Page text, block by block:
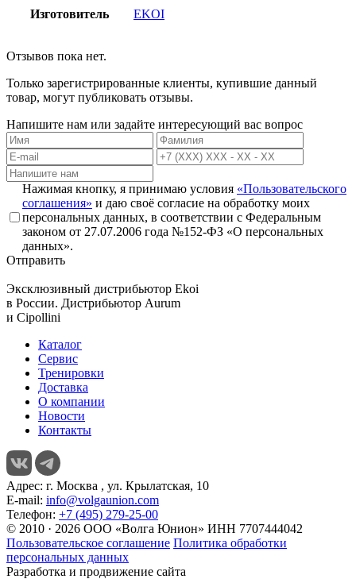
Изготовитель EKOI
Отзывов пока нет.
Только зарегистрированные клиенты, купившие данный
товар, могут публиковать отзывы.
Напишите нам или задайте интересующий вас вопрос
Нажимая кнопку, я принимаю условия «Пользовательского
соглашения» и даю своё согласие на обработку моих
персональных данных, в соответствии с Федеральным
законом от 27.07.2006 года №152-ФЗ «О персональных
данных».
Отправить
Эксклюзивный дистрибьютор Ekoi
в России. Дистрибьютор Aurum
и Cipollini
Каталог
Сервис
Тренировки
Доставка
О компании
Новости
Контакты
Адрес: г. Москва , ул. Крылатская, 10
E-mail: info@volgaunion.com
Телефон: +7 (495) 279-25-00
© 2010 · 2026 ООО «Волга Юнион» ИНН 7707444042
Пользовательское соглашение Политика обработки
персональных данных
Разработка и продвижение сайта